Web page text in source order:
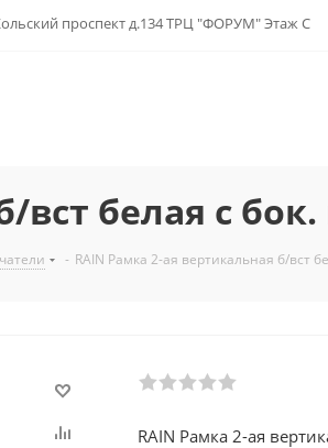
проспект д.134 ТРЦ "ФОРУМ" Этаж С
вст белая с
- RAIN Рамка 2-ая вертикальная б/вст
RAIN Рамка 2-ая